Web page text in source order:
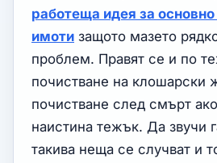
работеща идея за
имоти защото мазето
проблем. Правят се и по
почистване на клошарски
почистване след смърт
наистина тежък. Да звучи
такива неща се случват и